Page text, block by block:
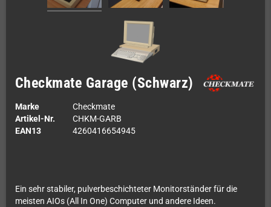
Checkmate Garage (Schwarz)
Marke
Checkmate
Artikel-Nr.
CHKM-GARB
EAN13
4260416654945
Ein sehr stabiler, pulverbeschichteter Monitorständer für die
meisten AIOs (All In One) Computer und andere Ideen.